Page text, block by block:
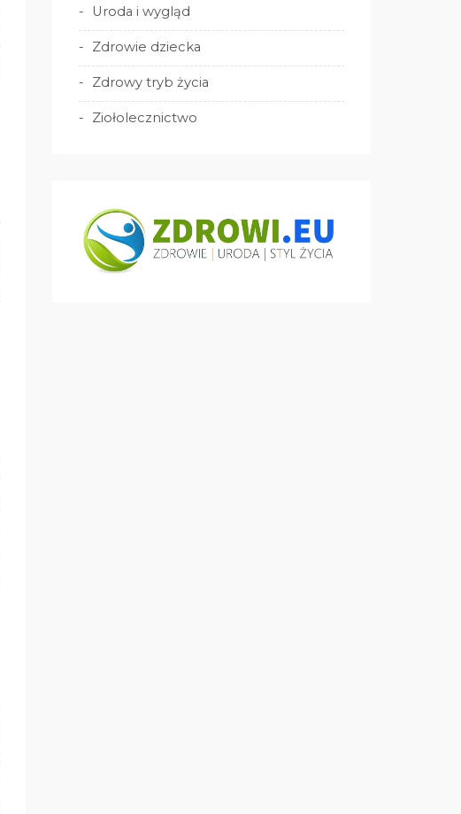
Uroda i wygląd
Zdrowie dziecka
Zdrowy tryb życia
Ziołolecznictwo